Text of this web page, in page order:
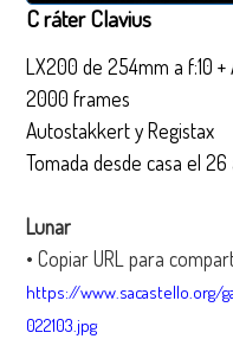
C ráter Clavius
LX200 de 254mm a f:10 +
2000 frames
Autostakkert y Registax
Tomada desde casa el
Lunar
• Copiar URL para
https://www.sacastello.org/
022103.jpg